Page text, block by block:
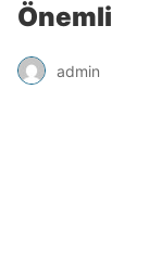
Önemli
admin